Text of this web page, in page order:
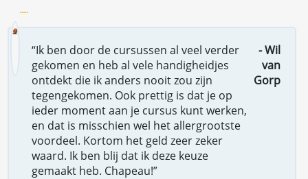
“Ik ben door de cursussen al veel verder
gekomen en heb al vele handigheidjes
ontdekt die ik anders nooit zou zijn
tegengekomen. Ook prettig is dat je op
ieder moment aan je cursus kunt werken,
en dat is misschien wel het allergrootste
voordeel. Kortom het geld zeer zeker
waard. Ik ben blij dat ik deze keuze
gemaakt heb. Chapeau!”
- Wil
van
Gorp